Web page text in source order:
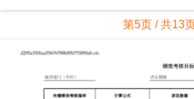
第5页 / 共13